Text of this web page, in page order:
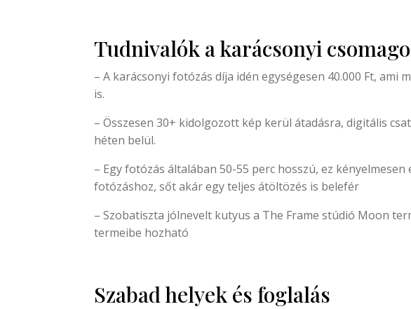
Tudnivalók a karácsonyi
– A karácsonyi fotózás díja idén egységesen 40.000 Ft,
is.
– Összesen 30+ kidolgozott kép kerül átadásra, digitális
héten belül.
– Egy fotózás általában 50-55 perc hosszú, ez
fotózáshoz, sőt akár egy teljes átöltözés is belefér
– Szobatiszta jólnevelt kutyus a The Frame stúdió Moon
termeibe hozható
Szabad helyek és foglalás